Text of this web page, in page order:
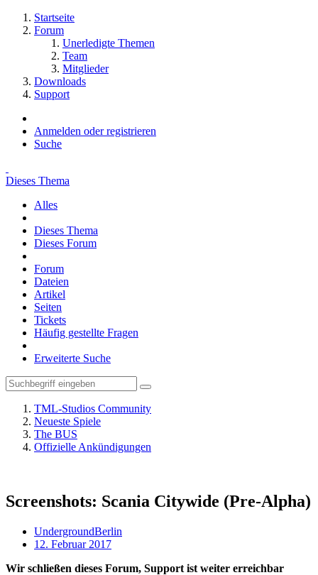
Startseite
Forum
Unerledigte Themen
Team
Mitglieder
Downloads
Support
Anmelden oder registrieren
Suche
Dieses Thema
Alles
Dieses Thema
Dieses Forum
Forum
Dateien
Artikel
Seiten
Tickets
Häufig gestellte Fragen
Erweiterte Suche
TML-Studios Community
Neueste Spiele
The BUS
Offizielle Ankündigungen
Screenshots: Scania Citywide (Pre-Alpha)
UndergroundBerlin
12. Februar 2017
Wir schließen dieses Forum, Support ist weiter erreichbar